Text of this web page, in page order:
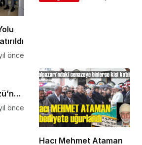
önce
önce
Hacı Mehmet Ataman